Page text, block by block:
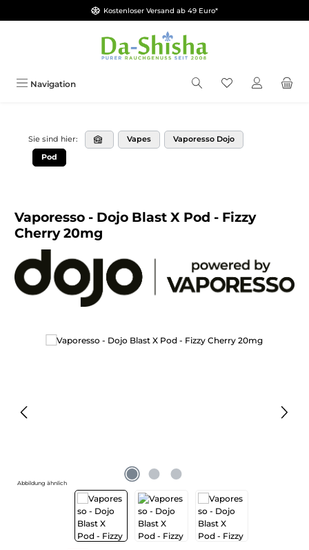
Zum Hauptinhalt springenKostenloser Versand ab 49 Euro*
Navigation Du hast 0
Sie sind hier: Vapes
Vaporesso Dojo
Pod
Vaporesso - Dojo Blast X Pod - Fizzy
Cherry 20mg
Bildergalerie überspringen
Abbildung ähnlich